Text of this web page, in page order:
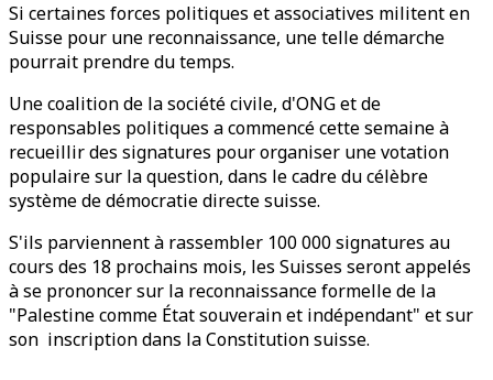
Si certaines forces politiques et associatives militent en
Suisse pour une reconnaissance, une telle démarche
pourrait prendre du temps.
Une coalition de la société civile, d'ONG et de
responsables politiques a commencé cette semaine à
recueillir des signatures pour organiser une votation
populaire sur la question, dans le cadre du célèbre
système de démocratie directe suisse.
S'ils parviennent à rassembler 100 000 signatures au
cours des 18 prochains mois, les Suisses seront appelés
à se prononcer sur la reconnaissance formelle de la
"Palestine comme État souverain et indépendant" et sur
son inscription dans la Constitution suisse.